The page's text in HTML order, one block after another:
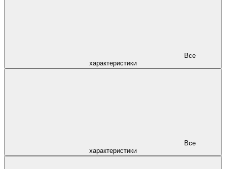
характеристики
характеристики